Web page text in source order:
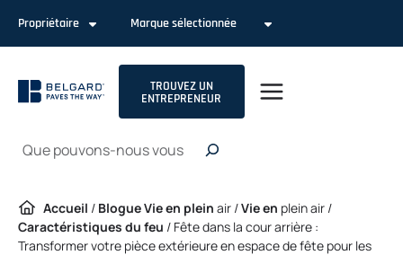
contenu
Propriétaire Marque sélectionnée
TROUVEZ UN
ENTREPRENEUR
Recherche
Accueil / Blogue Vie en plein air /Vie en plein air /
Caractéristiques du feu / Fête dans la cour arrière :
Transformer votre pièce extérieure en espace de fête pour les